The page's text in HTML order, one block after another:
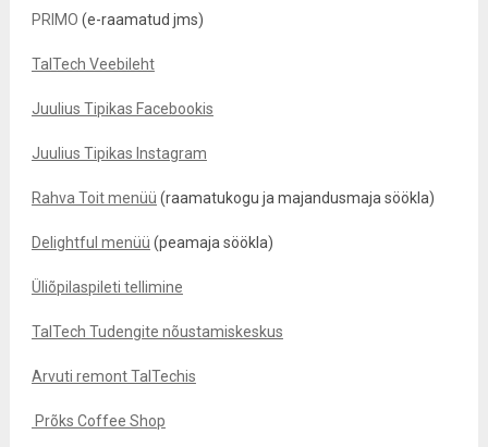
PRIMO (e-raamatud jms)
TalTech Veebileht
Juulius Tipikas Facebookis
Juulius Tipikas Instagram
Rahva Toit menüü (raamatukogu ja majandusmaja söökla)
Delightful menüü (peamaja söökla)
Üliõpilaspileti tellimine
TalTech Tudengite nõustamiskeskus
Arvuti remont TalTechis
Prõks Coffee Shop